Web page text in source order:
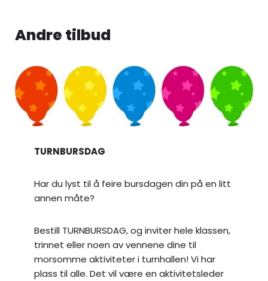
Andre tilbud
TURNBURSDAG
Har du lyst til å feire bursdagen din på en litt
annen måte?
Bestill TURNBURSDAG, og inviter hele klassen,
trinnet eller noen av vennene dine til
morsomme aktiviteter i turnhallen! Vi har
plass til alle. Det vil være en aktivitetsleder